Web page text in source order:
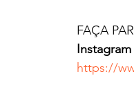
FAÇA
Instagram
https://